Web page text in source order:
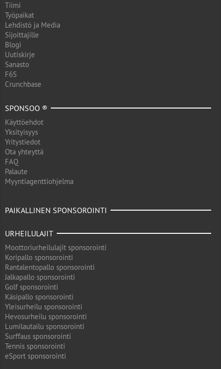
Tiimi
Työpaikat
Lehdistö ja Media
Sijoittajille
Blogi
Uutiskirje
Sanasto
F6S
Crunchbase
SPONSOO ®
Käyttöehdot
Yksityisyys
Yritystiedot
Ota yhteyttä
FAQ
Palaute
Myyntiagenttiohjelma
PAIKALLINEN SPONSOROINTI
URHEILULAJIT
Moottoriurheilulajit sponsorointi
Koripallo sponsorointi
Rantalentopallo sponsorointi
Jalkapallo sponsorointi
Golf sponsorointi
Käsipallo sponsorointi
Yleisurheilu sponsorointi
Hevosurheilu sponsorointi
Lumilautailu sponsorointi
Surffaus sponsorointi
Tennis sponsorointi
eSport sponsorointi